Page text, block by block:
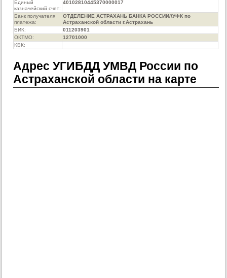
Единый
казначейский счет:
40102810445370000017
Банк получателя
платежа:
ОТДЕЛЕНИЕ АСТРАХАНЬ БАНКА РОССИИ//УФК по
Астраханской области г.Астрахань
БИК:
011203901
ОКТМО:
12701000
КБК:
Адрес УГИБДД УМВД России по
Астраханской области на карте